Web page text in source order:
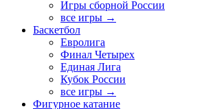
Игры сборной России
все игры →
Баскетбол
Евролига
Финал Четырех
Единая Лига
Кубок России
все игры →
Фигурное катание